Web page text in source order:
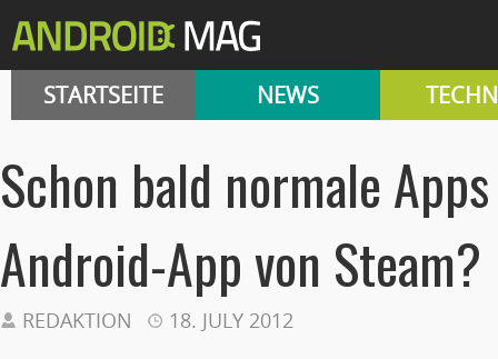
STARTSEITE NEWS
Schon bald normale
Android-App von Steam?
REDAKTION 18. JULY 2012